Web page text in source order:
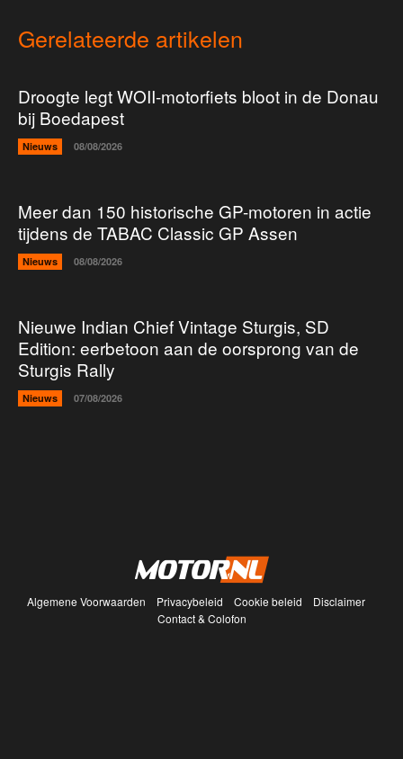
Gerelateerde artikelen
Droogte legt WOII-motorfiets bloot in de Donau
bij Boedapest
Nieuws 08/08/2026
Meer dan 150 historische GP-motoren in actie
tijdens de TABAC Classic GP Assen
Nieuws 08/08/2026
Nieuwe Indian Chief Vintage Sturgis, SD
Edition: eerbetoon aan de oorsprong van de
Sturgis Rally
Nieuws 07/08/2026
Algemene Voorwaarden Privacybeleid Cookie beleid
Disclaimer
Contact & Colofon